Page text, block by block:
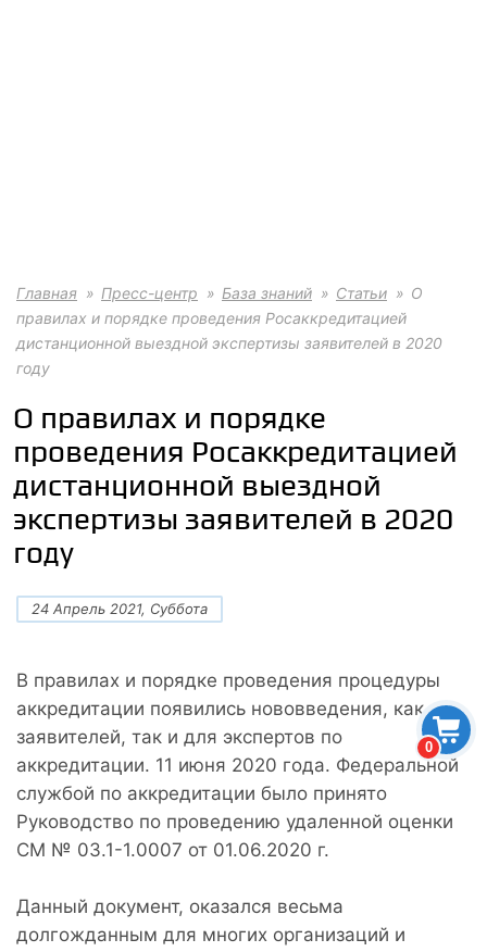
0
Главная Пресс-центр База знаний Статьи
О
правилах и порядке проведения Росаккредитацией
дистанционной выездной экспертизы заявителей в 2020
году
О правилах и порядке
проведения Росаккредитацией
дистанционной выездной
экспертизы заявителей в 2020
году
24 Апрель 2021, Суббота
В правилах и порядке проведения процедуры
аккредитации появились нововведения, как для
заявителей, так и для экспертов по
аккредитации. 11 июня 2020 года. Федеральной
службой по аккредитации было принято
Руководство по проведению удаленной оценки
СМ № 03.1-1.0007 от 01.06.2020 г.
Данный документ, оказался весьма
долгожданным для многих организаций и